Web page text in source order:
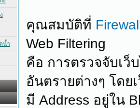
คุณสมบัติที่
Web Filtering
คือ การตรวจจับเ
อันตรายต่างๆ โดย
มี Address อยู่ใน